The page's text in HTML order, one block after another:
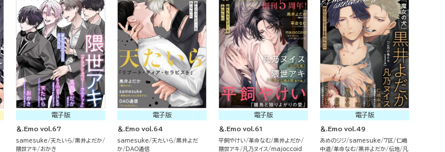
電子版
＆.Emo vol.67
samesuke 天たいら
黒井よだか
隈世アキ
おかき
電子版
＆.Emo vol.64
samesuke 天たいら
黒井よだ
か
DAO通信
電子版
＆.Emo vol.61
平飼やけい 革命なむ 黒井よだか
隈世アキ
凡乃ヌイス majoccoid
電子版
＆.Emo vol.49
あめのジジ samesuke 7区
仁嶋
中道 革命なむ 黒井よだか 伝地
凡